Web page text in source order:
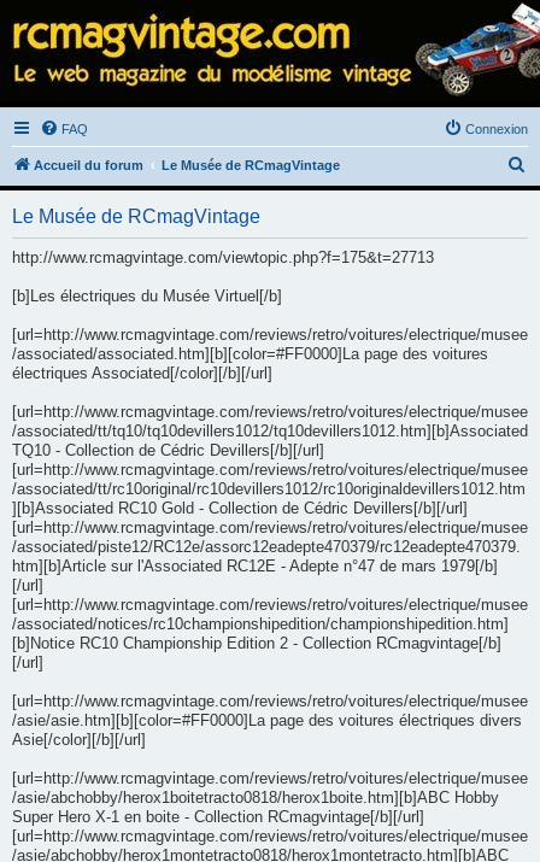
FAQ Connexion
Accueil du forum Le Musée de RCmagVintage
e
c
r
Le Musée de RCmagVintage
http://www.rcmagvintage.com/viewtopic.php?f=175&t=27713
[b]Les électriques du Musée Virtuel[/b]
[url=http://www.rcmagvintage.com/reviews/retro/voitures/electrique/musee
/associated/associated.htm][b][color=#FF0000]La page des voitures
électriques Associated[/color][/b][/url]
[url=http://www.rcmagvintage.com/reviews/retro/voitures/electrique/musee
/associated/tt/tq10/tq10devillers1012/tq10devillers1012.htm][b]Associated
TQ10 - Collection de Cédric Devillers[/b][/url]
[url=http://www.rcmagvintage.com/reviews/retro/voitures/electrique/musee
/associated/tt/rc10original/rc10devillers1012/rc10originaldevillers1012.htm
][b]Associated RC10 Gold - Collection de Cédric Devillers[/b][/url]
[url=http://www.rcmagvintage.com/reviews/retro/voitures/electrique/musee
/associated/piste12/RC12e/assorc12eadepte470379/rc12eadepte470379.
htm][b]Article sur l'Associated RC12E - Adepte n°47 de mars 1979[/b]
[/url]
[url=http://www.rcmagvintage.com/reviews/retro/voitures/electrique/musee
/associated/notices/rc10championshipedition/championshipedition.htm]
[b]Notice RC10 Championship Edition 2 - Collection RCmagvintage[/b]
[/url]
[url=http://www.rcmagvintage.com/reviews/retro/voitures/electrique/musee
/asie/asie.htm][b][color=#FF0000]La page des voitures électriques divers
Asie[/color][/b][/url]
[url=http://www.rcmagvintage.com/reviews/retro/voitures/electrique/musee
/asie/abchobby/herox1boitetracto0818/herox1boite.htm][b]ABC Hobby
Super Hero X-1 en boite - Collection RCmagvintage[/b][/url]
[url=http://www.rcmagvintage.com/reviews/retro/voitures/electrique/musee
/asie/abchobby/herox1montetracto0818/herox1montetracto.htm][b]ABC